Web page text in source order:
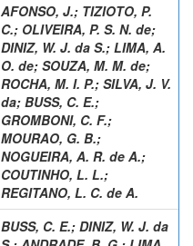
AFONSO, J.; TIZIOTO, P.
C.; OLIVEIRA, P. S. N. de;
DINIZ, W. J. da S.; LIMA, A.
O. de; SOUZA, M. M. de;
ROCHA, M. I. P.; SILVA, J. V.
da; BUSS, C. E.;
GROMBONI, C. F.;
MOURAO, G. B.;
NOGUEIRA, A. R. de A.;
COUTINHO, L. L.;
REGITANO, L. C. de A.
BUSS, C. E.; DINIZ, W. J. da